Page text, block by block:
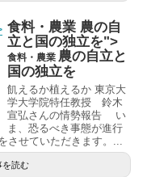
食料・農業 農の自
立と国の独立を">
食料・農業 農の自立と
国の独立を
飢えるか植えるか 東京大
学大学院特任教授 鈴木
宣弘さんの情勢報告 い
ま、恐るべき事態が進行
させていただきます。...
を読む